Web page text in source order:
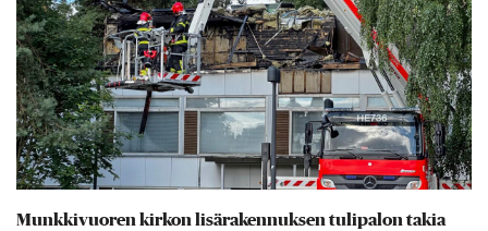
Munkkivuoren kirkon lisärakennuksen tulipalon takia